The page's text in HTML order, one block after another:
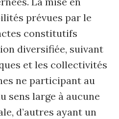
prévues par le
constitutifs
diversifiée, suivant
et les collectivités
ne participant au
sens large à aucune
d’autres ayant un